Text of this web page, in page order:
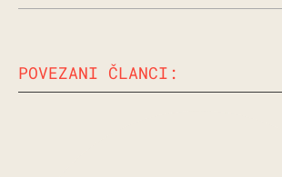
POVEZANI ČLANCI: